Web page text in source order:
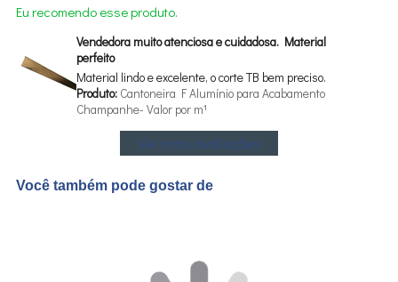
Eu recomendo esse produto.
Vendedora muito atenciosa e cuidadosa. Material
perfeito
Material lindo e excelente, o corte TB bem preciso.
Produto:Cantoneira F Alumínio para Acabamento
Champanhe- Valor por m¹
Ver mais avaliações
Você também pode gostar de